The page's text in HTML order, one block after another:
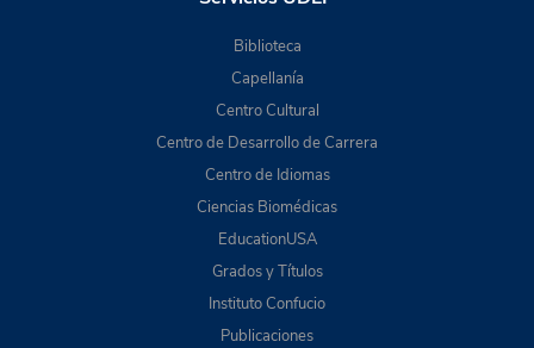
Biblioteca
Capellanía
Centro Cultural
Centro de Desarrollo de Carrera
Centro de Idiomas
Ciencias Biomédicas
EducationUSA
Grados y Títulos
Instituto Confucio
Publicaciones